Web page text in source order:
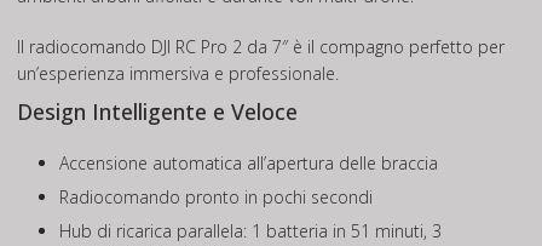
Il radiocomando DJI RC Pro 2 da 7″ è il compagno perfetto per
un’esperienza immersiva e professionale.
Design Intelligente e Veloce
Accensione automatica all’apertura delle braccia
Radiocomando pronto in pochi secondi
Hub di ricarica parallela: 1 batteria in 51 minuti, 3